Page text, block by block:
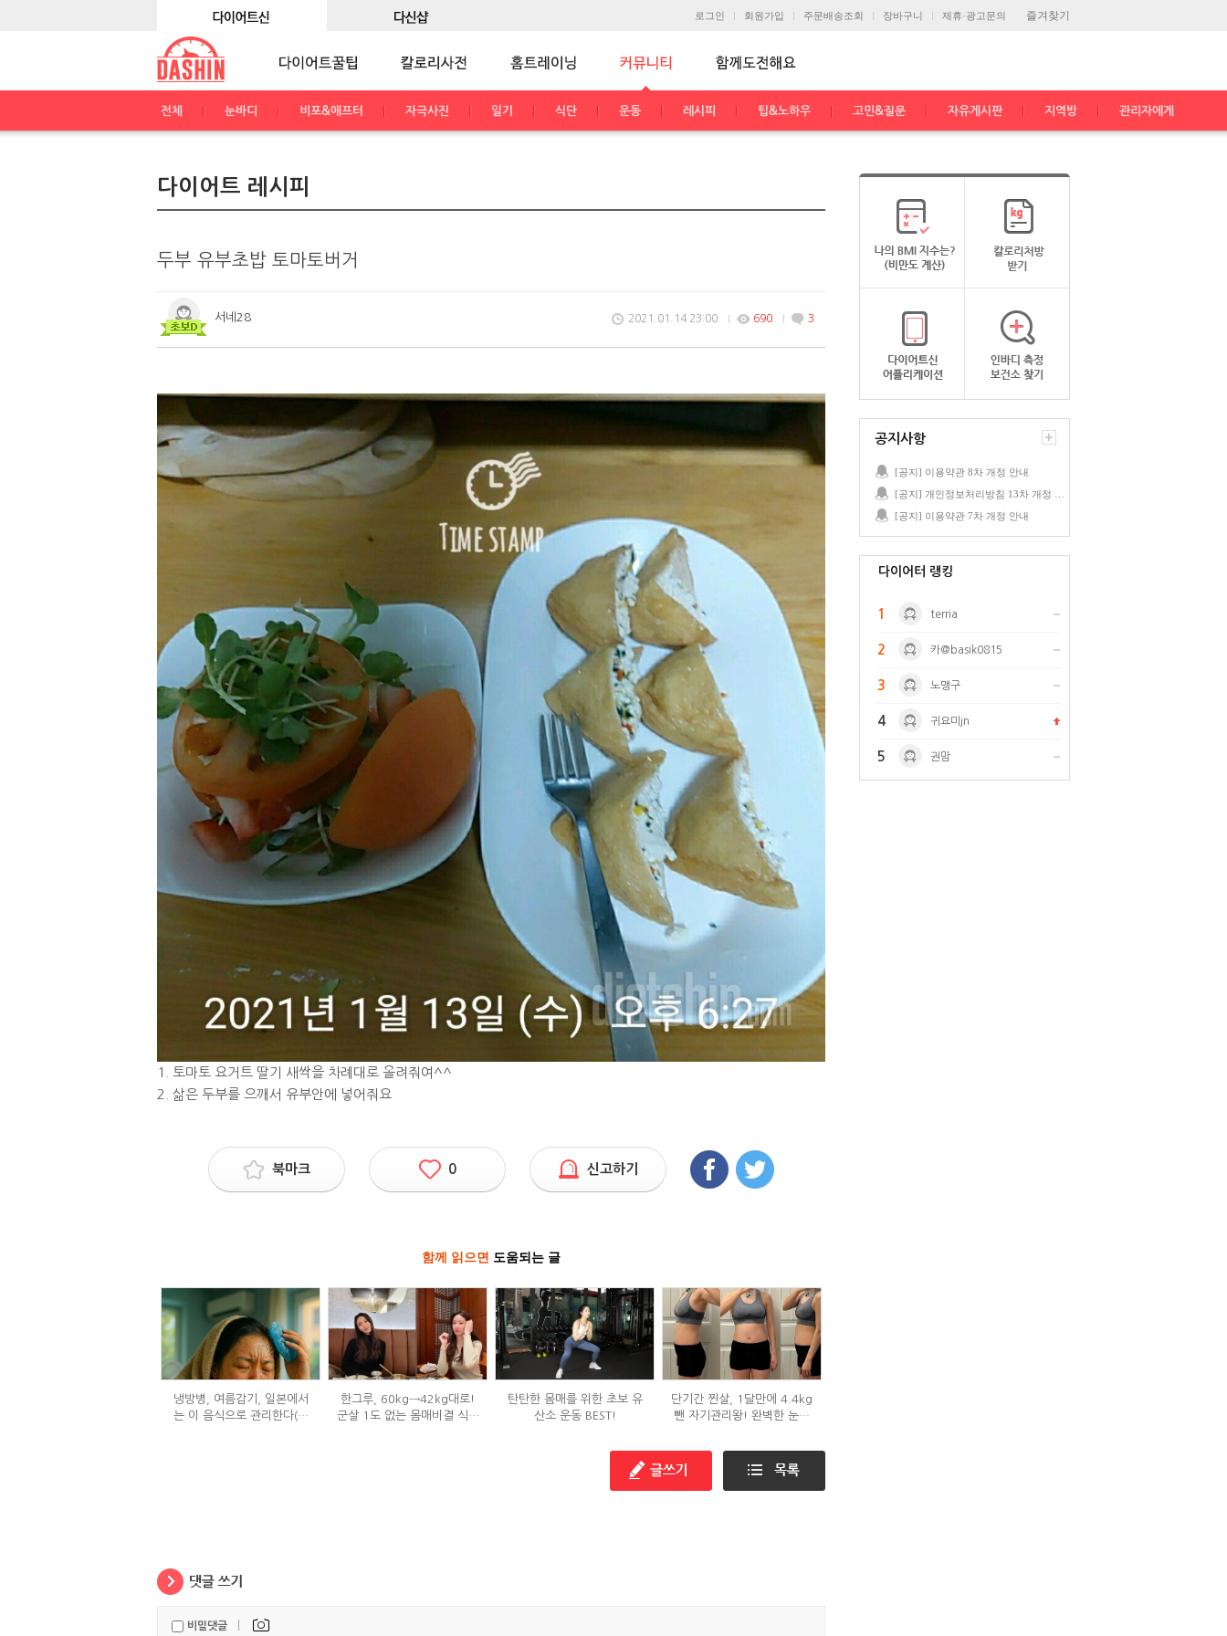
즐겨찾기
로그인 회원가입 주문배송조회 장바구니 제휴·광고문의
전체 눈바디 비포&애프터 자극사진 일기 식단 운동 레시피 팁&노하우 고민&질문 자유게시판 지역방 관리자에게
다이어트 레시피
두부 유부초밥 토마토버거
서네28 2021.01.14 23:00 690 3
1. 토마토 요거트 딸기 새싹을 차례대로 올려줘여^^
2. 삶은 두부를 으깨서 유부안에 넣어줘요
북마크 0 신고하기
함께 읽으면 도움되는 글
냉방병, 여름감기, 일본에서
는 이 음식으로 관리한다(생
한그루, 60kg→42kg대로!
군살 1도 없는 몸매비결 식단
탄탄한 몸매를 위한 초보 유
산소 운동 BEST!
단기간 찐살, 1달만에 4.4kg
뺀 자기관리왕! 완벽한 눈바
비밀댓글 |
공지사항
[공지] 이용약관 8차 개정 안내
[공지] 이용약관 7차 개정 안내
다이어터 랭킹
1 terria
2 카@basik0815
3 노맹구
4 귀요미jn
5 권맘